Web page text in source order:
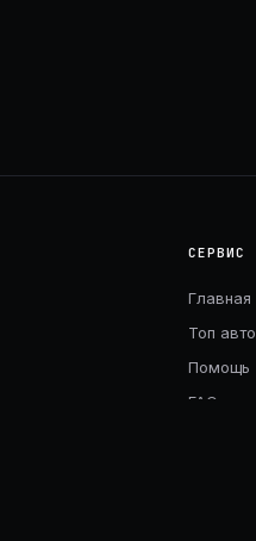
СЕРВИС
Главная
Топ авто
Помощь
FAQ